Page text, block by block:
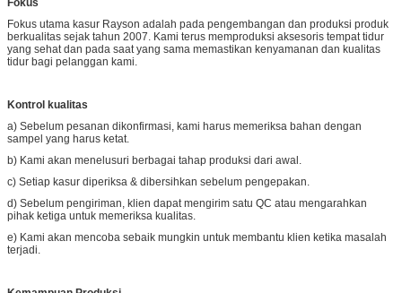
Fokus utama kasur Rayson adalah pada pengembangan dan produksi produk
berkualitas sejak tahun 2007. Kami terus memproduksi aksesoris tempat tidur
yang sehat dan pada saat yang sama memastikan kenyamanan dan kualitas
a) Sebelum pesanan dikonfirmasi, kami harus memeriksa bahan dengan
d) Sebelum pengiriman, klien dapat mengirim satu QC atau mengarahkan
e) Kami akan mencoba sebaik mungkin untuk membantu klien ketika masalah